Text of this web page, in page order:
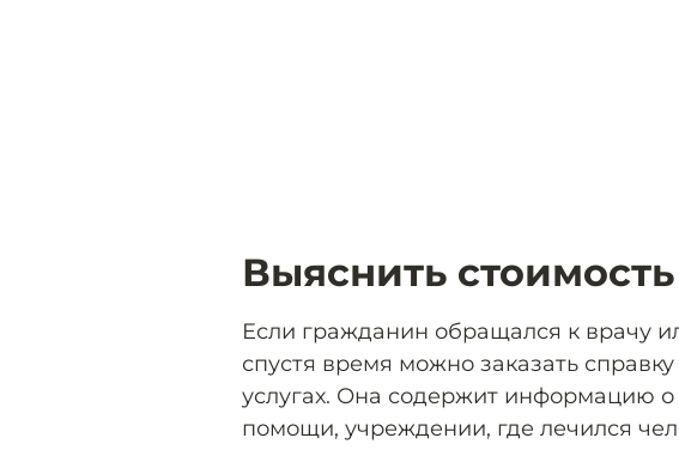
Выяснить
Если гражданин обращался к врачу
спустя время можно заказать
услугах. Она содержит информацию о
помощи, учреждении, где лечился